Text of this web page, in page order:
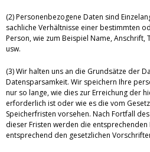
(2) Personenbezogene Daten sind
sachliche Verhältnisse einer bestimmten
Person, wie zum Beispiel Name, Anschrift,
usw.
(3) Wir halten uns an die Grundsätze der
Datensparsamkeit. Wir speichern Ihre
nur so lange, wie dies zur Erreichung der
erforderlich ist oder wie es die vom
Speicherfristen vorsehen. Nach Fortfall
dieser Fristen werden die
entsprechend den gesetzlichen